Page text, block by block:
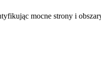
mocne strony i